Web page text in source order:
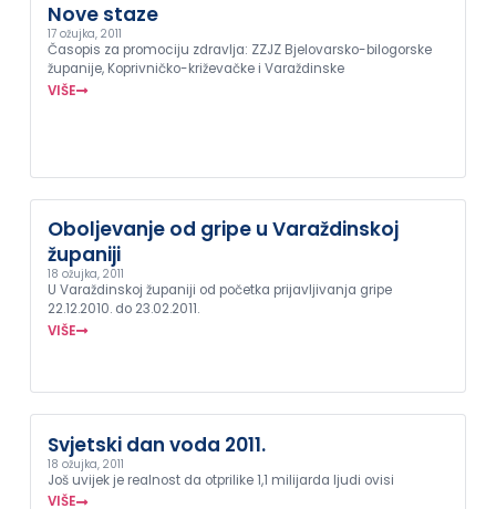
Nove staze
17 ožujka, 2011
Časopis za promociju zdravlja: ZZJZ Bjelovarsko-bilogorske
županije, Koprivničko-križevačke i Varaždinske
VIŠE
Oboljevanje od gripe u Varaždinskoj
županiji
18 ožujka, 2011
U Varaždinskoj županiji od početka prijavljivanja gripe
22.12.2010. do 23.02.2011.
VIŠE
Svjetski dan voda 2011.
18 ožujka, 2011
Još uvijek je realnost da otprilike 1,1 milijarda ljudi ovisi
VIŠE